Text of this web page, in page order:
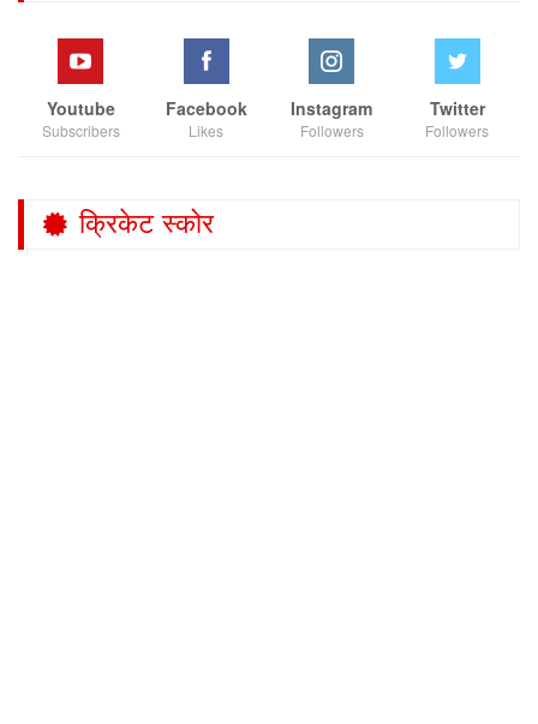
Youtube
Subscribers
Facebook
Likes
Instagram
Followers
Twitter
Followers
क्रिकेट स्कोर